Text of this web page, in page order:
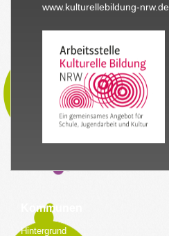
www.kulturellebildung-nrw.de
Kommunen
Hintergrund